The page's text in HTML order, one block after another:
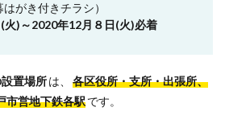
がき付きチラシ）
火)～2020年12月８日(火)必着
置場所は、
各区役所・支所・出張所、
市営地下鉄各駅です。